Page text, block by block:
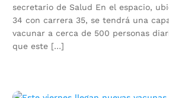
secretario de Salud En el espacio,
34 con carrera 35, se tendrá una
vacunar a cerca de 500 personas
que este […]